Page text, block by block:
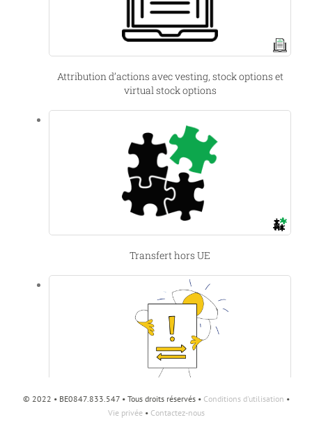
Attribution d’actions avec vesting, stock options et
virtual stock options
Transfert hors UE
© 2022 • BE0847.833.547 • Tous droits réservés • Conditions d'utilisation •
Vie privée• Contactez-nous